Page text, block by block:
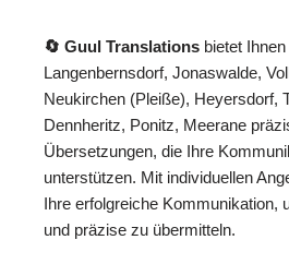
🔄 Guul Translations bietet
Langenbernsdorf, Jonaswalde,
Neukirchen (Pleiße), Heyersdorf,
Dennheritz, Ponitz, Meerane
Übersetzungen, die Ihre
unterstützen. Mit individuellen
Ihre erfolgreiche Kommunikation,
und präzise zu übermitteln.